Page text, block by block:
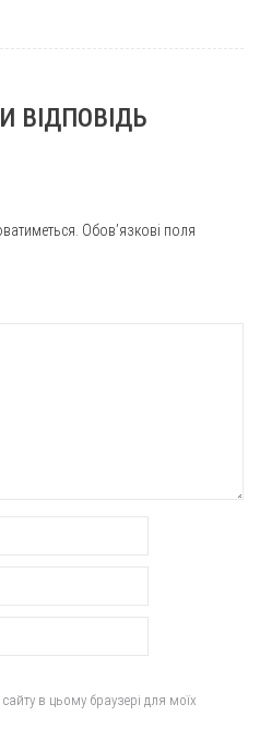
ВІДПОВІДЬ
Обов’язкові поля
в цьому браузері для моїх